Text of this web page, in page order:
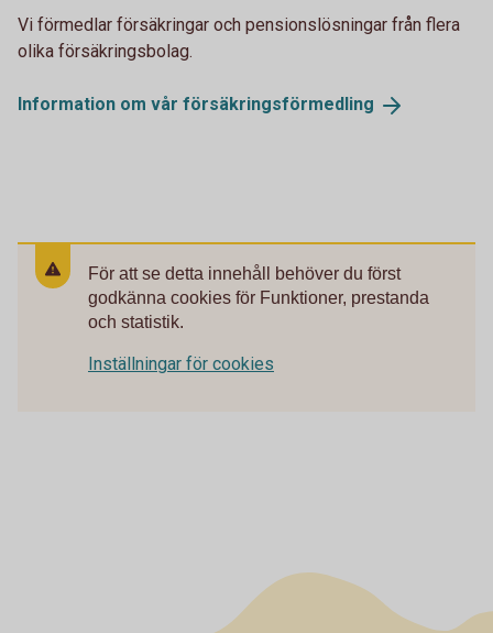
Vi förmedlar försäkringar och pensionslösningar från flera
olika försäkringsbolag.
Information om vår försäkringsförmedling
För att se detta innehåll behöver du först
godkänna cookies för Funktioner, prestanda
och statistik.
Inställningar för cookies